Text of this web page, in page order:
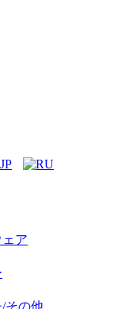
ア
その他